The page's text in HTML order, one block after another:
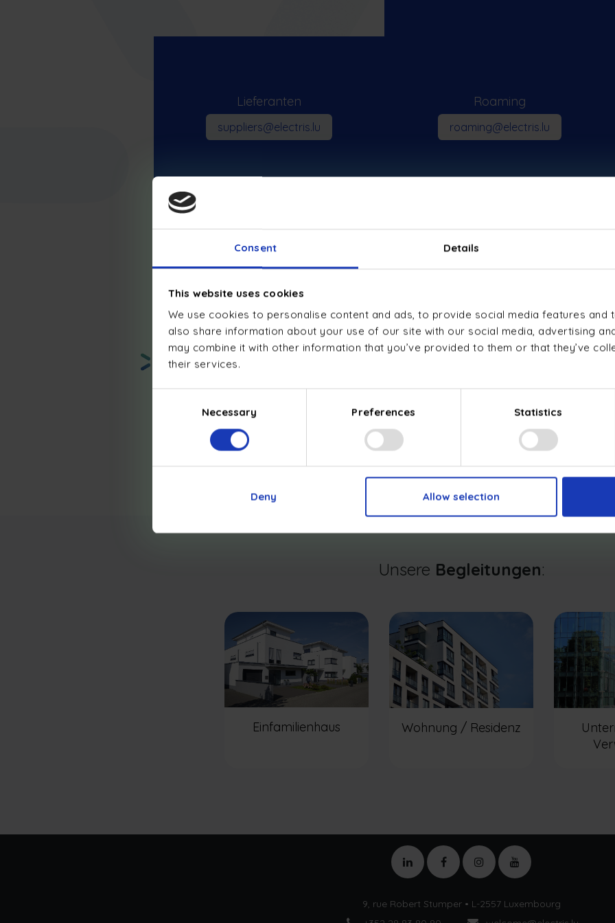
Consent Details
This website uses cookies
We use cookies to personalise content and ads, to provide social media features and
also share information about your use of our site with our social media, advertising
may combine it with other information that you’ve provided to them or that they’ve
their services.
Necessary Preferences Statistics
Deny Allow selection
Lieferanten
suppliers@electris.lu
Roaming
roaming@electris.lu
electris Luxembourg S.A.
+352 28 83 80 80(Luxemburg)
+32 2 895 09 98(Belgien)
Betriebsgenehmigung: 10137084
Unsere Begleitungen:
Einfamilienhaus Wohnung / Residenz
9, rue Robert Stumper • L-2557 Luxembourg